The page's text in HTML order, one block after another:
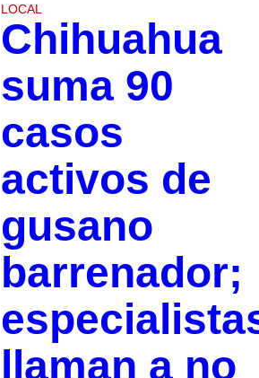
LOCAL
Chihuahua
suma 90
casos
activos de
gusano
barrenador;
llaman a no